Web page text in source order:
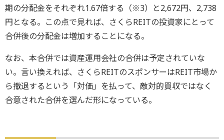
期の分配金をそれぞれ1.67倍する（※3）と2,672円、2,738
円となる。この点で見れば、さくらREITの投資家にとって
合併後の分配金は増加することになる。
なお、本合併では資産運用会社の合併は予定されていな
い。言い換えれば、さくらREITのスポンサーはREIT市場か
ら撤退するという「対価」を払って、敵対的買収ではなく
合意された合併を選んだ形になっている。